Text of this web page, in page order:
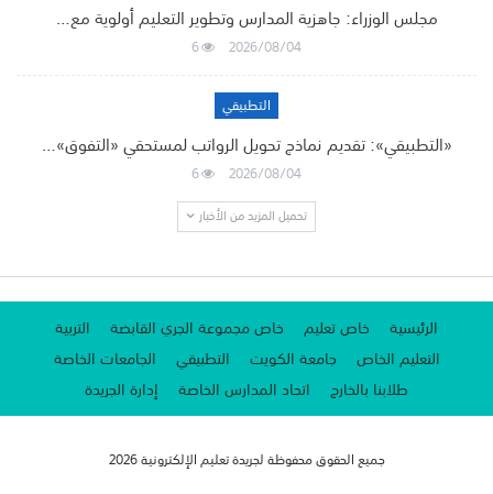
مجلس الوزراء: جاهزية المدارس وتطوير التعليم أولوية مع…
2026/08/04
6
التطبيقي
«التطبيقي»: تقديم نماذج تحويل الرواتب لمستحقي «التفوق»…
2026/08/04
6
تحميل المزيد من الأخبار
الرئيسية خاص تعليم خاص مجموعة الجري القابضة
التربية
التعليم الخاص
جامعة الكويت التطبيقي
الجامعات الخاصة
طلابنا بالخارج
اتحاد المدارس الخاصة إدارة الجريدة
جميع الحقوق محفوظة لجريدة تعليم الإلكترونية 2026